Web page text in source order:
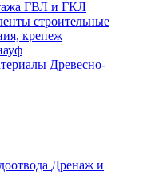
ГВЛ и ГКЛ
строительные
крепеж
Древесно-
Дренаж и